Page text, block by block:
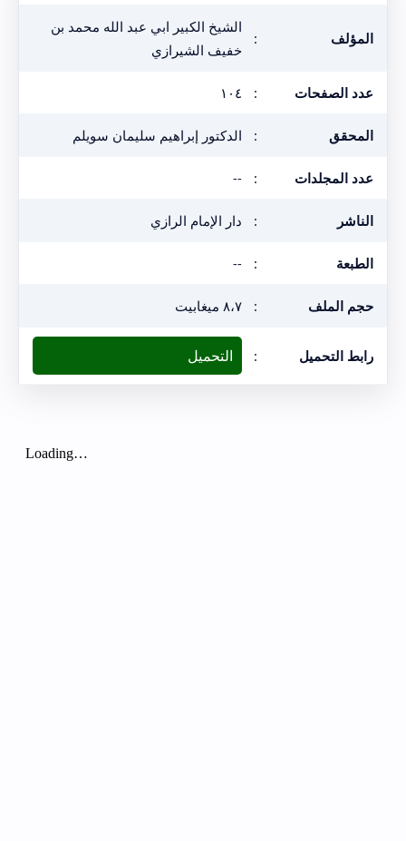
المؤلف :
الشيخ الكبير ابي عبد الله محمد بن
خفيف الشيرازي
عدد الصفحات : ١٠٤
المحقق : الدكتور إبراهيم سليمان سويلم
عدد المجلدات :
--
الناشر : دار الإمام الرازي
الطبعة :
--
حجم الملف : ٨،٧ ميغابيت
رابط التحميل : التحميل